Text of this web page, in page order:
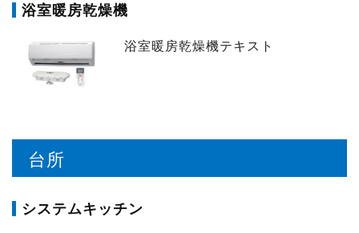
浴室暖房乾燥機
浴室暖房乾燥機テキスト
台所
システムキッチン